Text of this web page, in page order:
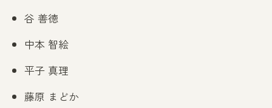
谷 善徳
中本 智絵
平子 真理
藤原 まどか